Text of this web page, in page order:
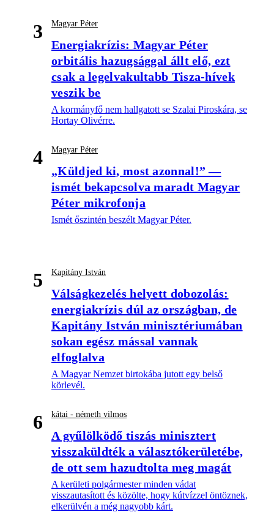
3 Magyar Péter
Energiakrízis: Magyar Péter
orbitális hazugsággal állt elő, ezt
csak a legelvakultabb Tisza-hívek
veszik be
A kormányfő nem hallgatott se Szalai Piroskára, se
Hortay Olivérre.
4 Magyar Péter
„Küldjed ki, most azonnal!” —
ismét bekapcsolva maradt Magyar
Péter mikrofonja
Ismét őszintén beszélt Magyar Péter.
5 Kapitány István
Válságkezelés helyett dobozolás:
energiakrízis dúl az országban, de
Kapitány István minisztériumában
sokan egész mással vannak
elfoglalva
A Magyar Nemzet birtokába jutott egy belső
körlevél.
6 kátai - németh vilmos
A gyűlölködő tiszás minisztert
visszaküldték a választókerületébe,
de ott sem hazudtolta meg magát
A kerületi polgármester minden vádat
visszautasított és közölte, hogy kútvízzel öntöznek,
elkerülvén a még nagyobb kárt.